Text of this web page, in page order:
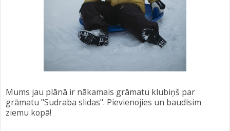
Mums jau plānā ir nākamais grāmatu klubiņš par
grāmatu "Sudraba slidas". Pievienojies un baudīsim
ziemu kopā!